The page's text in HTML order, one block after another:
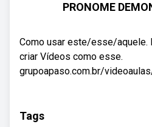
PRONOME
Como usar este/esse/aquele.
criar Vídeos como esse.
grupoapaso.com.br/
Tags